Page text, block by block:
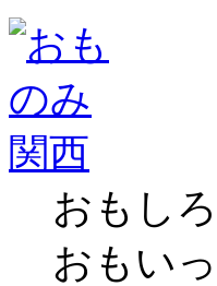
おもしろ
おもい